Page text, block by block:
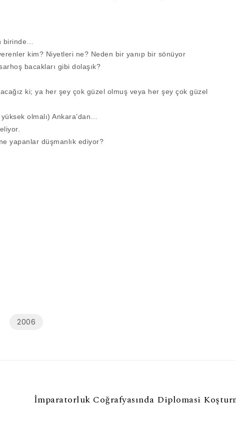
birinde…
kim? Niyetleri ne? Neden bir yanıp bir sönüyor
bacakları gibi dolaşık?
ki; ya her şey çok güzel olmuş veya her şey çok güzel
olmalı) Ankara’dan…
yapanlar düşmanlık ediyor?
2006
İmparatorluk Coğrafyasında Diplomasi